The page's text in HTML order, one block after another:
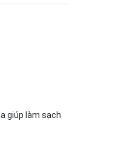
giúp làm sạch